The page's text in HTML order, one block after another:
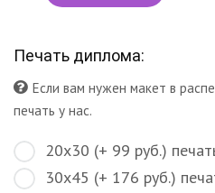
Печать диплома:
Если вам нужен макет в
печать у нас.
20х30 (+ 99 руб.)
30х45 (+ 176 руб.)